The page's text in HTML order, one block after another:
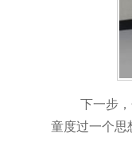
下一步
童度过一个思